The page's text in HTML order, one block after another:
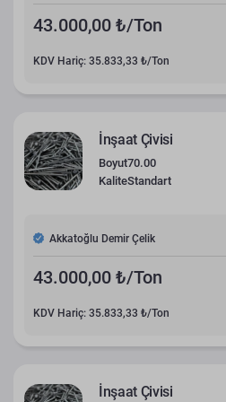
43.000,00 ₺/Ton
KDV Hariç: 35.833,33 ₺/Ton
İnşaat Çivisi
Boyut70.00
KaliteStandart
Akkatoğlu Demir Çelik
43.000,00 ₺/Ton
KDV Hariç: 35.833,33 ₺/Ton
İnşaat Çivisi